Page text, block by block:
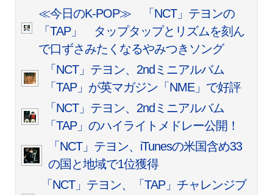
≪今日のK-POP≫ 「NCT」テヨンの
「TAP」 タップタップとリズムを刻ん
で口ずさみたくなるやみつきソング
「NCT」テヨン、2ndミニアルバム
「TAP」が英マガジン「NME」で好評
「NCT」テヨン、2ndミニアルバム
「TAP」のハイライトメドレー公開！
「NCT」テヨン、iTunesの米国含め33
の国と地域で1位獲得
「NCT」テヨン、「TAP」チャレンジブ